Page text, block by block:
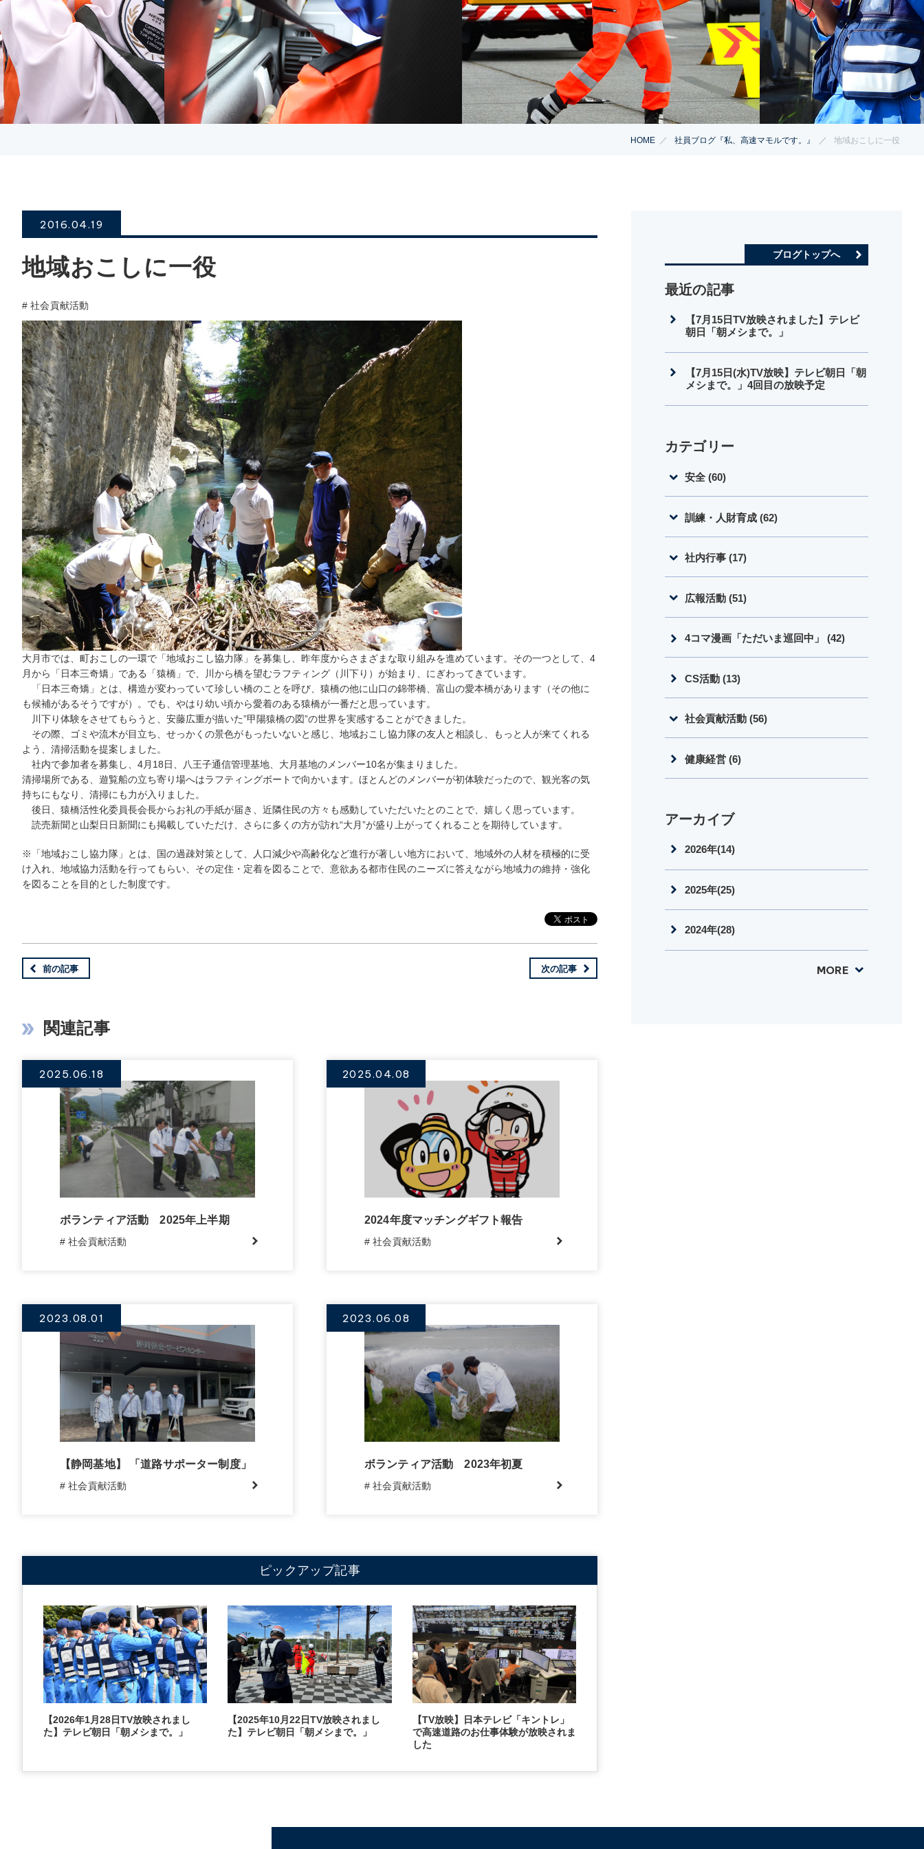
HOME 社員ブログ『私、高速マモルです。』 地域おこしに一役
2016.04.19
地域おこしに一役
# 社会貢献活動
大月市では、町おこしの一環で「地域おこし協力隊」を募集し、昨年度からさまざまな取り組みを進めています。その一つとして、4
月から「日本三奇矯」である「猿橋」で、川から橋を望むラフティング（川下り）が始まり、にぎわってきています。
「日本三奇矯」とは、構造が変わっていて珍しい橋のことを呼び、猿橋の他に山口の錦帯橋、富山の愛本橋があります（その他に
も候補があるそうですが）。でも、やはり幼い頃から愛着のある猿橋が一番だと思っています。
川下り体験をさせてもらうと、安藤広重が描いた”甲陽猿橋の図”の世界を実感することができました。
その際、ゴミや流木が目立ち、せっかくの景色がもったいないと感じ、地域おこし協力隊の友人と相談し、もっと人が来てくれる
よう、清掃活動を提案しました。
社内で参加者を募集し、4月18日、八王子通信管理基地、大月基地のメンバー10名が集まりました。
清掃場所である、遊覧船の立ち寄り場へはラフティングボートで向かいます。ほとんどのメンバーが初体験だったので、観光客の気
持ちにもなり、清掃にも力が入りました。
後日、猿橋活性化委員長会長からお礼の手紙が届き、近隣住民の方々も感動していただいたとのことで、嬉しく思っています。
読売新聞と山梨日日新聞にも掲載していただけ、さらに多くの方が訪れ“大月”が盛り上がってくれることを期待しています。
※「地域おこし協力隊」とは、国の過疎対策として、人口減少や高齢化など進行が著しい地方において、地域外の人材を積極的に受
け入れ、地域協力活動を行ってもらい、その定住・定着を図ることで、意欲ある都市住民のニーズに答えながら地域力の維持・強化
を図ることを目的とした制度です。
前の記事 次の記事
関連記事
2025.06.18
ボランティア活動 2025年上半期
# 社会貢献活動
2025.04.08
2024年度マッチングギフト報告
# 社会貢献活動
2023.08.01
【静岡基地】 「道路サポーター制度」
# 社会貢献活動
2023.06.08
ボランティア活動 2023年初夏
# 社会貢献活動
ピックアップ記事
【2026年1月28日TV放映されまし
た】テレビ朝日「朝メシまで。」
【2025年10月22日TV放映されまし
た】テレビ朝日「朝メシまで。」
【TV放映】日本テレビ「キントレ」
で高速道路のお仕事体験が放映されま
した
ブログトップへ
最近の記事
【7月15日TV放映されました】テレビ
朝日「朝メシまで。」
【7月15日(水)TV放映】テレビ朝日「朝
メシまで。」4回目の放映予定
カテゴリー
安全 (60)
訓練・人財育成 (62)
社内行事 (17)
広報活動 (51)
4コマ漫画「ただいま巡回中」 (42)
CS活動 (13)
社会貢献活動 (56)
健康経営 (6)
アーカイブ
2026年(14)
2025年(25)
2024年(28)
MORE